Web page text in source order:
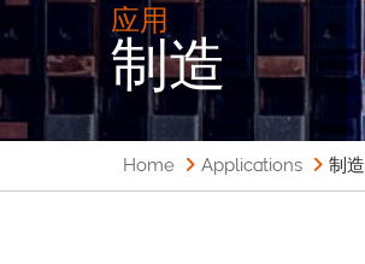
应用
制造
Home Applications 制造